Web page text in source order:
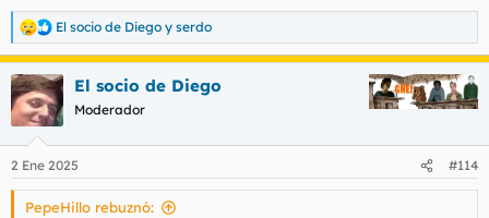
Es más probable verlo absorto entre videojuegos en el game de
Torrejón de Ardoz en la carretera que lleva a Valdeavero
pasando por Camarma de Esteruelas. Se ha mudado del pueblo
a Alcalá de Henares.
Coppula aparece en el minuto 43 y Emejota en el 54
R
e
a
c
c
i
e
s
El socio de Diego y serdo
El socio de Diego
Moderador
2 Ene 2025 #114
PepeHillo rebuznó: